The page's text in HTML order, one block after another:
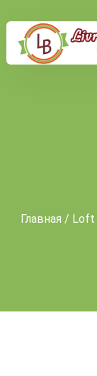
Главная / Loft